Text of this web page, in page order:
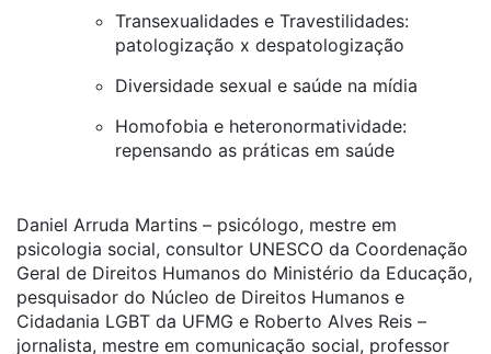
Transexualidades e Travestilidades:
patologização x despatologização
Diversidade sexual e saúde na mídia
Homofobia e heteronormatividade:
repensando as práticas em saúde
Daniel Arruda Martins – psicólogo, mestre em
psicologia social, consultor UNESCO da Coordenação
Geral de Direitos Humanos do Ministério da Educação,
pesquisador do Núcleo de Direitos Humanos e
Cidadania LGBT da UFMG e Roberto Alves Reis –
jornalista, mestre em comunicação social, professor